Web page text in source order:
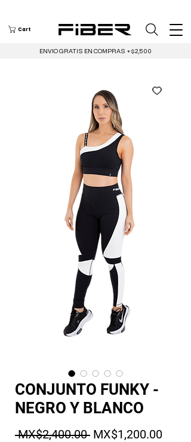
Cart
ENVIO GRATIS EN COMPRAS +$2,500
CONJUNTO FUNKY -
NEGRO Y BLANCO
MX$2,400.00 Regular Price
MX$1,200.00Sale